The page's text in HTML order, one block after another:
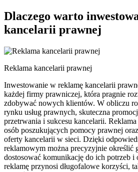
Dlaczego warto
kancelarii prawnej
Reklama kancelarii prawnej
Inwestowanie w reklamę kancelarii
każdej firmy prawniczej, która pragnie
zdobywać nowych klientów. W obliczu
rynku usług prawnych, skuteczna
przetrwania i sukcesu kancelarii.
osób poszukujących pomocy prawnej
oferty kancelarii w sieci. Dzięki
reklamowym można precyzyjnie określić
dostosować komunikację do ich potrzeb
reklamę przynosi długofalowe korzyści,